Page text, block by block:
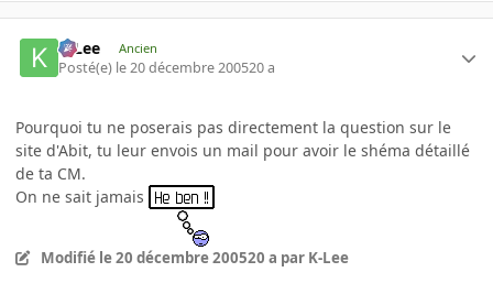
K-Lee Ancien
Posté(e) le 20 décembre 200520 a
Pourquoi tu ne poserais pas directement la question sur le
site d'Abit, tu leur envois un mail pour avoir le shéma détaillé
de ta CM.
On ne sait jamais
Modifié le 20 décembre 200520 a par K-Lee